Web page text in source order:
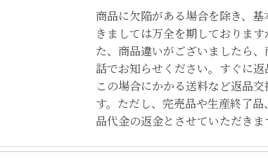
商品に欠陥がある場合を除き、
きましては万全を期しておりま
た、商品違いがございましたら
話でお知らせください。すぐに
この場合にかかる送料など返品
す。ただし、完売品や生産終了
品代金の返金とさせていただきま